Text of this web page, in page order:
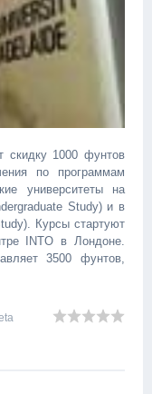
скидку 1000 фунтов
по программам
университеты на
Study) и в
Курсы стартуют
INTO в Лондоне.
3500 фунтов,